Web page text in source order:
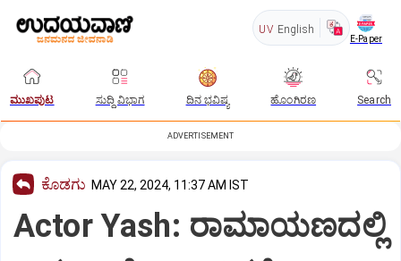
UV English
E-Paper
ಮುಖಪುಟ ಸುದ್ದಿ ವಿಭಾಗ ದಿನ ಭವಿಷ್ಯ ಹೊಂಗಿರಣ Search
ADVERTISEMENT
ಕೊಡಗು MAY 22, 2024, 11:37 AM IST
Actor Yash: ರಾಮಾಯಣದಲ್ಲಿ